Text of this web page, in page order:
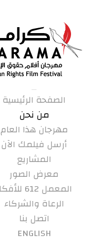
الصفحة الرئيسية
من نحن
مهرجان هذا العام
أرسل فيلمك الآن
المشاريع
معرض الصور
المعمل 612 للأفكار
الرعاة والشركاء
اتصل بنا
ENGLISH